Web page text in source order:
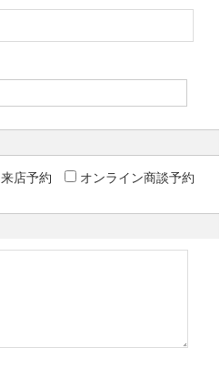
来店予約 オンライン商談予約